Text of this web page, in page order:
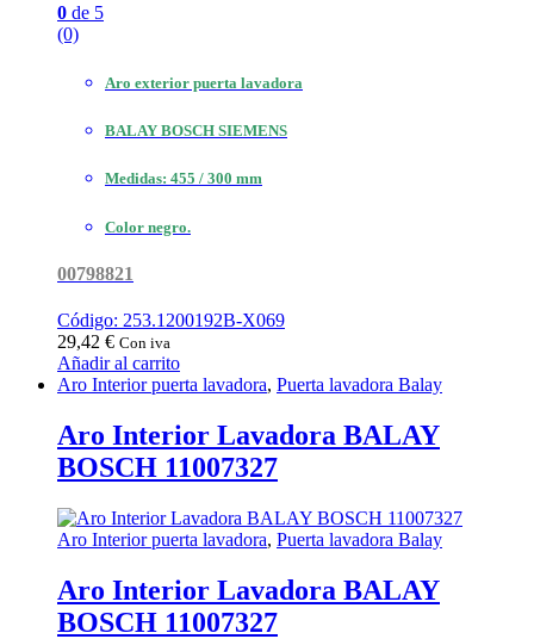
0 de 5
(0)
Aro exterior puerta lavadora
BALAY BOSCH SIEMENS
Medidas: 455 / 300 mm
Color negro.
00798821
Código: 253.1200192B-X069
29,42 € Con iva
Añadir al carrito
Aro Interior puerta lavadora, Puerta lavadora Balay
Aro Interior Lavadora BALAY
BOSCH 11007327
Aro Interior puerta lavadora, Puerta lavadora Balay
Aro Interior Lavadora BALAY
BOSCH 11007327